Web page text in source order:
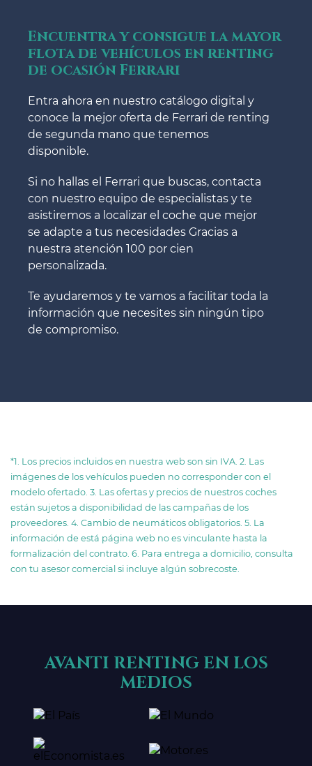
Encuentra y consigue la mayor
flota de vehículos en renting
de ocasión Ferrari
Entra ahora en nuestro catálogo digital y
conoce la mejor oferta de Ferrari de renting
de segunda mano que tenemos
disponible.
Si no hallas el Ferrari que buscas, contacta
con nuestro equipo de especialistas y te
asistiremos a localizar el coche que mejor
se adapte a tus necesidades Gracias a
nuestra atención 100 por cien
personalizada.
Te ayudaremos y te vamos a facilitar toda la
información que necesites sin ningún tipo
de compromiso.
*1. Los precios incluidos en nuestra web son sin IVA. 2. Las
imágenes de los vehículos pueden no corresponder con el
modelo ofertado. 3. Las ofertas y precios de nuestros coches
están sujetos a disponibilidad de las campañas de los
proveedores. 4. Cambio de neumáticos obligatorios. 5. La
información de está página web no es vinculante hasta la
formalización del contrato. 6. Para entrega a domicilio, consulta
con tu asesor comercial si incluye algún sobrecoste.
AVANTI RENTING EN LOS
MEDIOS